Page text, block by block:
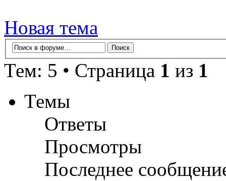
Новая тема
Тем: 5 • Страница 1 из 1
Темы
Ответы
Просмотры
Последнее